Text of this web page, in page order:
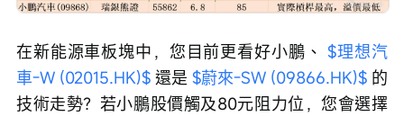
在新能源車板塊中，您目前更看好小鵬、 $理想汽
車-W (02015.HK)$ 還是 $蔚來-SW (09866.HK)$ 的
技術走勢？若小鵬股價觸及80元阻力位，您會選擇